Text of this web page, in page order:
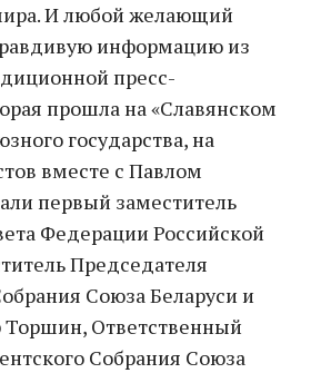
И любой желающий
информацию из
пресс-
прошла на «Славянском
государства, на
вместе с Павлом
первый заместитель
Федерации Российской
Председателя
Союза Беларуси и
Торшин, Ответственный
Собрания Союза